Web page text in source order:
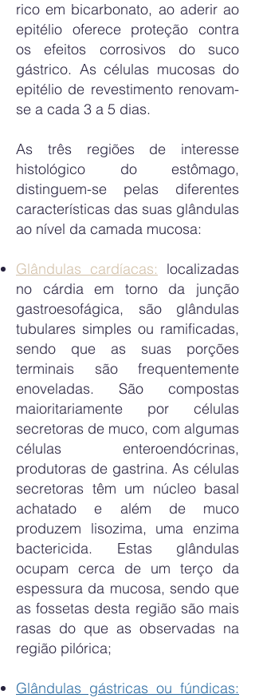
rico em bicarbonato, ao aderir ao
epitélio oferece proteção contra
os efeitos corrosivos do suco
gástrico. As células mucosas do
epitélio de revestimento renovam-
se a cada 3 a 5 dias.
As três regiões de interesse
histológico do estômago,
distinguem-se pelas diferentes
características das suas glândulas
ao nível da camada mucosa:
Glândulas cardíacas:
localizadas
no cárdia em torno da junção
gastroesofágica, são glândulas
tubulares simples ou ramificadas,
sendo que as suas porções
terminais são frequentemente
enoveladas. São compostas
maioritariamente por células
secretoras de muco, com algumas
células enteroendócrinas,
produtoras de gastrina. As células
secretoras têm um núcleo basal
achatado e além de muco
produzem lisozima, uma enzima
bactericida. Estas glândulas
ocupam cerca de um terço da
espessura da mucosa, sendo que
as fossetas desta região são mais
rasas do que as observadas na
região pilórica;
Glândulas gástricas ou fúndicas: